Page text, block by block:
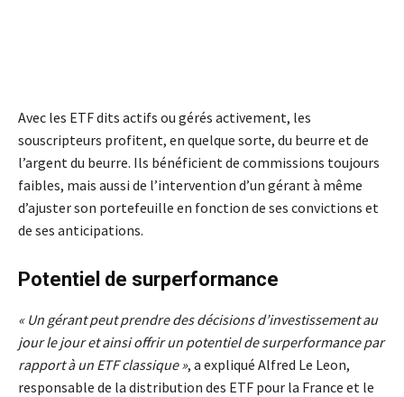
Avec les ETF dits actifs ou gérés activement, les
souscripteurs profitent, en quelque sorte, du beurre et de
l’argent du beurre. Ils bénéficient de commissions toujours
faibles, mais aussi de l’intervention d’un gérant à même
d’ajuster son portefeuille en fonction de ses convictions et
de ses anticipations.
Potentiel de surperformance
« Un gérant peut prendre des décisions d’investissement au
jour le jour et ainsi offrir un potentiel de surperformance par
rapport à un ETF classique », a expliqué Alfred Le Leon,
responsable de la distribution des ETF pour la France et le